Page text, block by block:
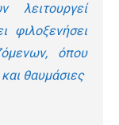
φιλοξενήσει
όπου
θαυμάσιες